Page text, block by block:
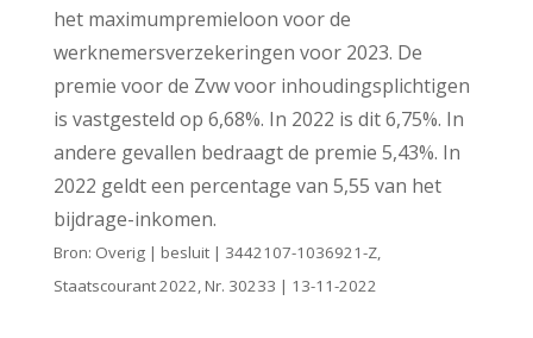
het maximumpremieloon voor de
werknemersverzekeringen voor 2023. De
premie voor de Zvw voor inhoudingsplichtigen
is vastgesteld op 6,68%. In 2022 is dit 6,75%. In
andere gevallen bedraagt de premie 5,43%. In
2022 geldt een percentage van 5,55 van het
bijdrage-inkomen.
Bron: Overig | besluit | 3442107-1036921-Z,
Staatscourant 2022, Nr. 30233 | 13-11-2022